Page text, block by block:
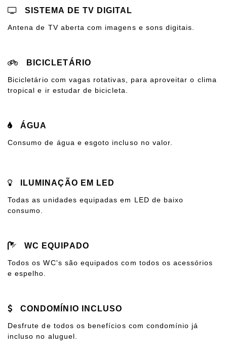
SISTEMA DE TV DIGITAL
Antena de TV aberta com imagens e sons digitais.
BICICLETÁRIO
Bicicletário com vagas rotativas, para aproveitar o clima
tropical e ir estudar de bicicleta.
ÁGUA
Consumo de água e esgoto incluso no valor.
ILUMINAÇÃO EM LED
Todas as unidades equipadas em LED de baixo
consumo.
WC EQUIPADO
Todos os WC's são equipados com todos os acessórios
e espelho.
CONDOMÍNIO INCLUSO
Desfrute de todos os benefícios com condomínio já
incluso no aluguel.